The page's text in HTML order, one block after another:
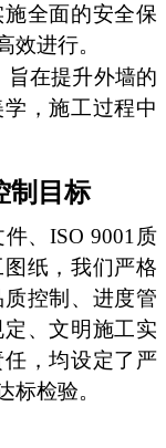
全面的安全保
效进行。
旨在提升外墙的
，施工过程中
制目标
、ISO 9001质
纸，我们严格
控制、进度管
、文明施工实
，均设定了严
标检验。